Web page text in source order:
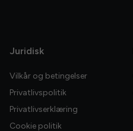
Juridisk
Vilkår og betingelser
Privatlivspolitik
Privatlivserklæring
Cookie politik